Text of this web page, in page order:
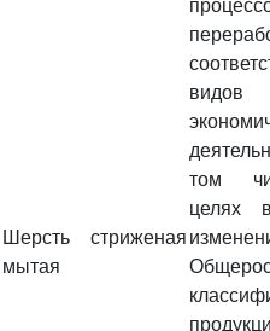
Шерсть стриженая
мытая
видов
том
целях